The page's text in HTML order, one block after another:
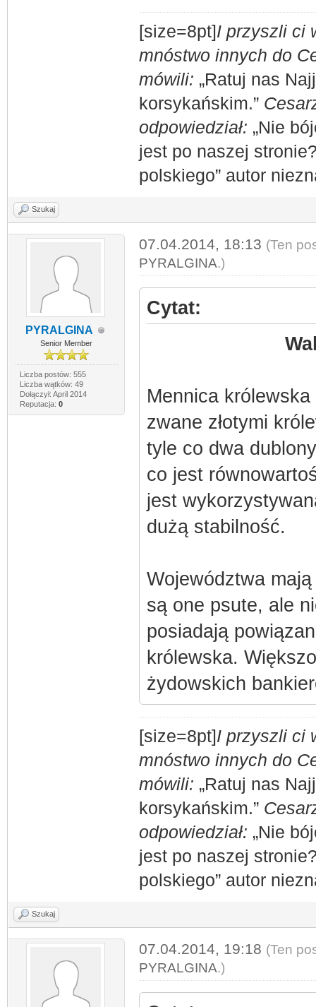
[size=8pt]I przyszli ci
mnóstwo innych do
mówili: „Ratuj nas
korsykańskim.”
odpowiedział: „Nie
jest po naszej
polskiego” autor
Szukaj
PYRALGINA
Senior Member
Liczba postów: 555
Liczba wątków: 49
Dołączył: April 2014
Reputacja: 0
07.04.2014, 18:13 (Ten
PYRALGINA.)
Cytat:
Mennica
zwane złotymi
tyle co dwa
co jest
jest
dużą stabilność.
Województwa
są one psute, ale
posiadają
królewska.
żydowskich
[size=8pt]I przyszli ci
mnóstwo innych do
mówili: „Ratuj nas
korsykańskim.”
odpowiedział: „Nie
jest po naszej
polskiego” autor
Szukaj
07.04.2014, 19:18 (Ten
PYRALGINA.)